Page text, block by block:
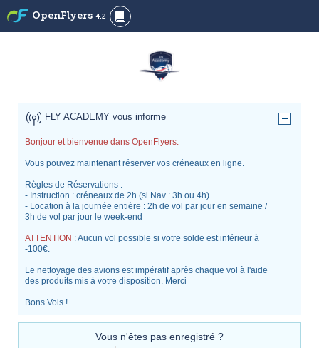
OpenFlyers 4.2
FLY ACADEMY vous informe
Bonjour et bienvenue dans OpenFlyers.
Vous pouvez maintenant réserver vos créneaux en ligne.
Règles de Réservations :
- Instruction : créneaux de 2h (si Nav : 3h ou 4h)
- Location à la journée entière : 2h de vol par jour en semaine /
3h de vol par jour le week-end
ATTENTION : Aucun vol possible si votre solde est inférieur à
-100€.
Le nettoyage des avions est impératif après chaque vol à l'aide
des produits mis à votre disposition. Merci
Bons Vols !
Vous n'êtes pas enregistré ?